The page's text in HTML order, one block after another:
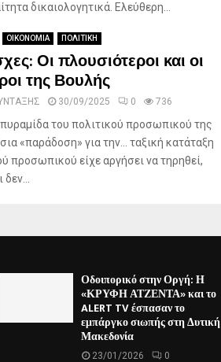
δικαιολογητικά. Eλεύθερη...
ΟΙΚΟΝΟΜΙΑ ΠΟΛΙΤΙΚΗ
Οι πλουσιότεροι και οι
της Βουλής
30/09/2025 0 736
του πολιτικού προσωπικού της
«παράδοση» για την… ταξική κατάταξη
προσωπικού είχε αργήσει να τηρηθεί,
Οδοιπορικό στην Οργή: Η
«ΚΡΥΦΗ ΑΤΖΕΝΤΑ» και το
ALERT TV έσπασαν το
εμπάργκο σιωπής στη Δυτική
Μακεδονία
23/01/2026 0